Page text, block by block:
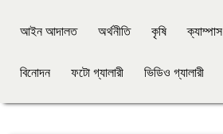
আইন আদালত অর্থনীতি কৃষি ক্যাম্পাস
বিনোদন ফটো গ্যালারী ভিডিও গ্যালারী